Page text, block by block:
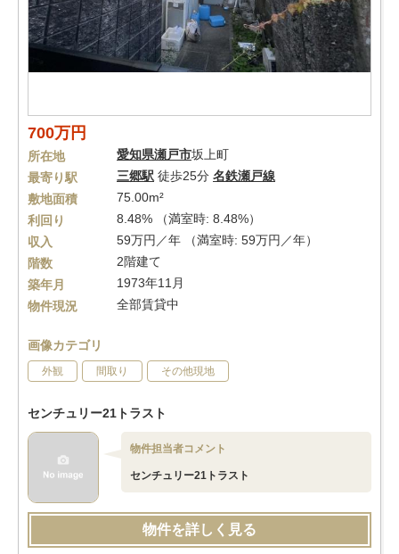
700万円
所在地 愛知県瀬戸市坂上町
最寄り駅
三郷駅 徒歩25分 名鉄瀬戸線
敷地面積
75.00m²
利回り
8.48% （満室時: 8.48%）
収入
59万円／年 （満室時: 59万円／年）
階数
2階建て
築年月
1973年11月
物件現況
全部賃貸中
画像カテゴリ
外観 間取り その他現地
センチュリー21トラスト
物件担当者コメント
センチュリー21トラスト
物件を詳しく見る